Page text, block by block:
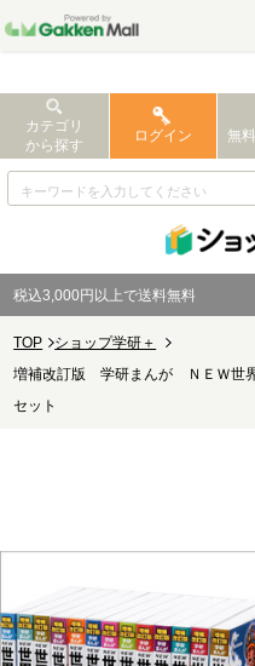
カテゴリ
から探す
ログイン 無
税込3,000円以上で送料無料
TOP
ショップ学研＋
増補改訂版 学研まんが ＮＥＷ世
セット